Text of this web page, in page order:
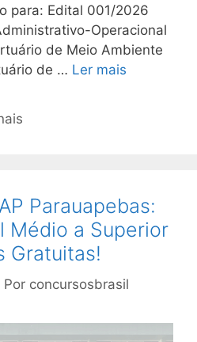
para: Edital 001/2026
Operacional
de Meio Ambiente
de … Ler mais
Parauapebas:
Médio a Superior
Gratuitas!
Por concursosbrasil